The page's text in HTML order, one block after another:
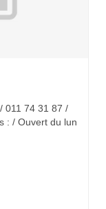
011 74 31 87 /
: / Ouvert du lun